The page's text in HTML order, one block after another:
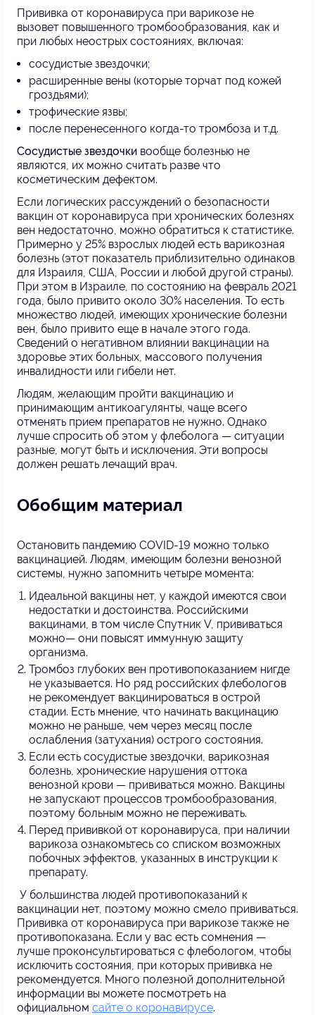
Прививка от коронавируса при варикозе не
вызовет повышенного тромбообразования, как и
при любых неострых состояниях, включая:
сосудистые звездочки;
расширенные вены (которые торчат под кожей
гроздьями);
трофические язвы;
после перенесенного когда-то тромбоза и т.д.
Сосудистые звездочки вообще болезнью не
являются, их можно считать разве что
косметическим дефектом.
Если логических рассуждений о безопасности
вакцин от коронавируса при хронических болезнях
вен недостаточно, можно обратиться к статистике.
Примерно у 25% взрослых людей есть варикозная
болезнь (этот показатель приблизительно одинаков
для Израиля, США, России и любой другой страны).
При этом в Израиле, по состоянию на февраль 2021
года, было привито около 30% населения. То есть
множество людей, имеющих хронические болезни
вен, было привито еще в начале этого года.
Сведений о негативном влиянии вакцинации на
здоровье этих больных, массового получения
инвалидности или гибели нет.
Людям, желающим пройти вакцинацию и
принимающим антикоагулянты, чаще всего
отменять прием препаратов не нужно. Однако
лучше спросить об этом у флеболога — ситуации
разные, могут быть и исключения. Эти вопросы
должен решать лечащий врач.
Обобщим материал
Остановить пандемию COVID-19 можно только
вакцинацией. Людям, имеющим болезни венозной
системы, нужно запомнить четыре момента:
Идеальной вакцины нет, у каждой имеются свои
недостатки и достоинства. Российскими
вакцинами, в том числе Спутник V, прививаться
можно— они повысят иммунную защиту
организма.
Тромбоз глубоких вен противопоказанием нигде
не указывается. Но ряд российских флебологов
не рекомендует вакцинироваться в острой
стадии. Есть мнение, что начинать вакцинацию
можно не раньше, чем через месяц после
ослабления (затухания) острого состояния.
Если есть сосудистые звездочки, варикозная
болезнь, хронические нарушения оттока
венозной крови — прививаться можно. Вакцины
не запускают процессов тромбообразования,
поэтому больным можно не переживать.
Перед прививкой от коронавируса, при наличии
варикоза ознакомьтесь со списком возможных
побочных эффектов, указанных в инструкции к
препарату.
У большинства людей противопоказаний к
вакцинации нет, поэтому можно смело прививаться.
Прививка от коронавируса при варикозе также не
противопоказана. Если у вас есть сомнения —
лучше проконсультироваться с флебологом, чтобы
исключить состояния, при которых прививка не
рекомендуется. Много полезной дополнительной
информации вы можете посмотреть на
официальном сайте о коронавирусе.